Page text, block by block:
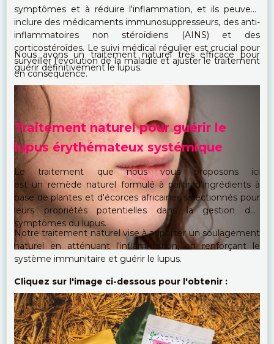
symptômes et à réduire l'inflammation, et ils peuvent
inclure des médicaments immunosuppresseurs, des anti-
inflammatoires non stéroïdiens (AINS) et des
corticostéroïdes. Le suivi médical régulier est crucial pour
surveiller l'évolution de la maladie et ajuster le traitement
en conséquence.
Nous avons un traitement naturel très efficace pour
guérir définitivement le lupus.
Traitement naturel pour guérir le
lupus érythémateux systémique
Le traitement que nous vous proposons ici
est un remède naturel formulé à partir d'ingrédients à
base de plantes et d'écorces africaines sélectionnés pour
leurs propriétés potentielles dans la gestion des
symptômes du lupus.
Notre traitement naturel vise à apporter un soulagement
naturel en atténuant l'inflammation, en renforçant le
système immunitaire et guérir le lupus.
Cliquez sur l'image ci-dessous pour l'obtenir :